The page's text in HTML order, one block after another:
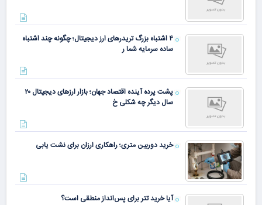
۴ اشتباه بزرگ تریدرهای ارز دیجیتال؛ چگونه چند اشتباه
ساده سرمایه شما ر
پشت پرده آینده اقتصاد جهان؛ بازار ارزهای دیجیتال ۲۰
سال دیگر چه شکلی خ
خرید دوربین متری؛ راهکاری ارزان برای نشت یابی
آیا خرید تتر برای پس‌انداز منطقی است؟